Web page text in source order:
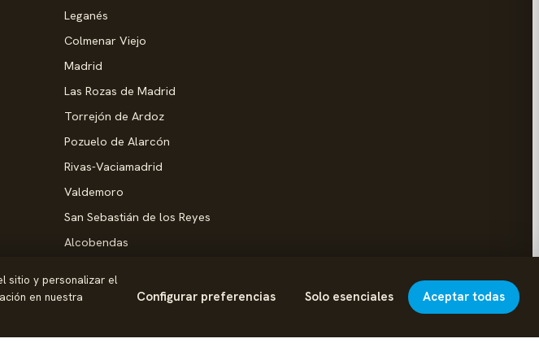
Leganés
Colmenar Viejo
Madrid
Las Rozas de Madrid
Torrejón de Ardoz
Pozuelo de Alarcón
Rivas-Vaciamadrid
Valdemoro
San Sebastián de los Reyes
Alcobendas
Parla
Hecho con cariño en Colmenar Viejo
sitio y personalizar el
en nuestra
Configurar preferencias Solo esenciales Aceptar todas